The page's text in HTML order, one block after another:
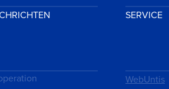
SERVICE
WebUntis